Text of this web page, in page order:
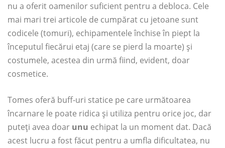
nu a oferit oamenilor suficient pentru a debloca. Cele
mai mari trei articole de cumpărat cu jetoane sunt
codicele (tomuri), echipamentele închise în piept la
începutul fiecărui etaj (care se pierd la moarte) și
costumele, acestea din urmă fiind, evident, doar
cosmetice.
Tomes oferă buff-uri statice pe care următoarea
încarnare le poate ridica și utiliza pentru orice joc, dar
puteți avea doar unu echipat la un moment dat. Dacă
acest lucru a fost făcut pentru a umfla dificultatea, nu